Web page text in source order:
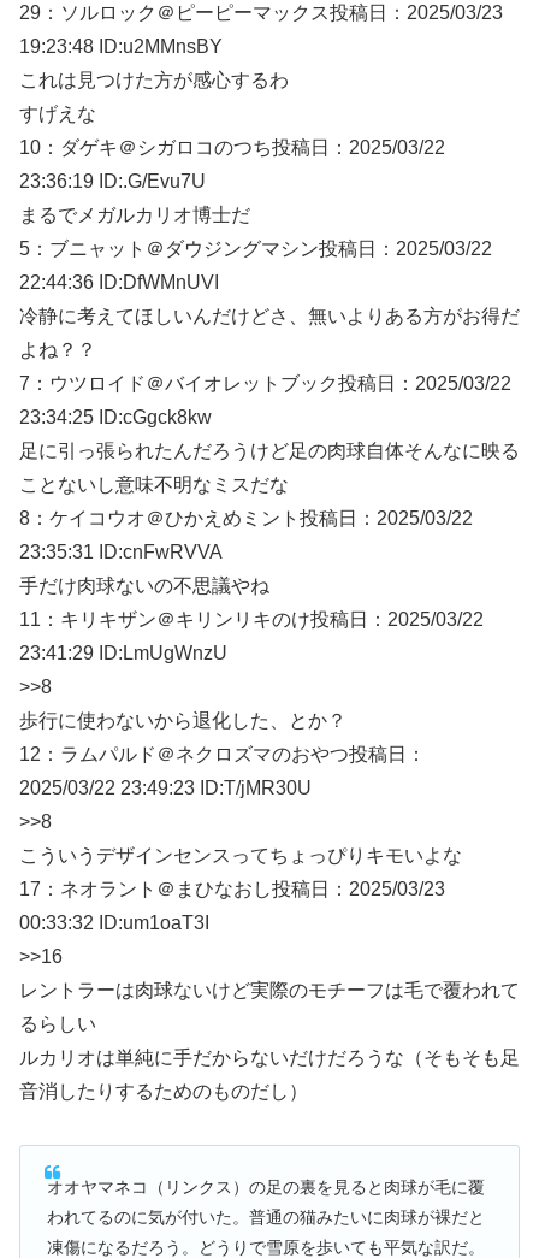
29： ソルロック＠ピーピーマックス投稿日：2025/03/23
19:23:48 ID:u2MMnsBY
これは見つけた方が感心するわ
すげえな
10： ダゲキ＠シガロコのつち投稿日：2025/03/22
23:36:19 ID:.G/Evu7U
まるでメガルカリオ博士だ
5： ブニャット＠ダウジングマシン投稿日：2025/03/22
22:44:36 ID:DfWMnUVI
冷静に考えてほしいんだけどさ、無いよりある方がお得だ
よね？？
7： ウツロイド＠バイオレットブック投稿日：2025/03/22
23:34:25 ID:cGgck8kw
足に引っ張られたんだろうけど足の肉球自体そんなに映る
ことないし意味不明なミスだな
8： ケイコウオ＠ひかえめミント 投稿日：2025/03/22
23:35:31 ID:cnFwRVVA
手だけ肉球ないの不思議やね
11： キリキザン＠キリンリキのけ投稿日：2025/03/22
23:41:29 ID:LmUgWnzU
>>8
歩行に使わないから退化した、とか？
12： ラムパルド＠ネクロズマのおやつ投稿日：
2025/03/22 23:49:23 ID:T/jMR30U
>>8
こういうデザインセンスってちょっぴりキモいよな
17： ネオラント＠まひなおし投稿日：2025/03/23
00:33:32 ID:um1oaT3I
>>16
レントラーは肉球ないけど実際のモチーフは毛で覆われて
るらしい
ルカリオは単純に手だからないだけだろうな（そもそも足
音消したりするためのものだし）
オオヤマネコ（リンクス）の足の裏を見ると肉球が毛に覆
われてるのに気が付いた。普通の猫みたいに肉球が裸だと
凍傷になるだろう。どうりで雪原を歩いても平気な訳だ。